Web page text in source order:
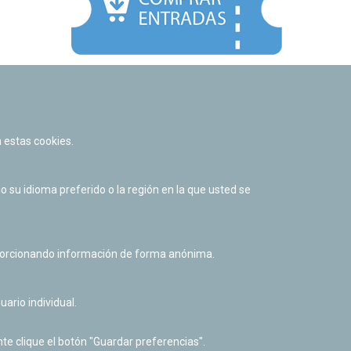
Política de cookies
Derecho de acceso a información pública
cookies.
su idioma preferido o la región en la que usted se
información de forma anónima.
individual.
clique el botón "Guardar preferencias".